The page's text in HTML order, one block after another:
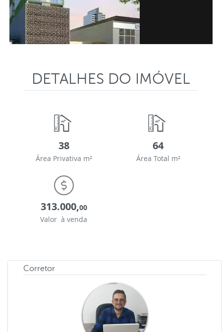
DETALHES DO IMÓVEL
38
Área Privativa m²
64
Área Total m²
313.000,00
Valor à venda
Corretor